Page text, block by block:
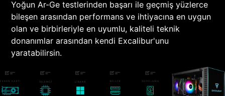
Yoğun Ar-Ge testlerinden başarı ile geçmiş yüzlerce
bileşen arasından performans ve ihtiyacına en uygun
olan ve birbirleriyle en uyumlu, kaliteli teknik
donanımlar arasından kendi Excalibur'unu
yaratabilirsin.